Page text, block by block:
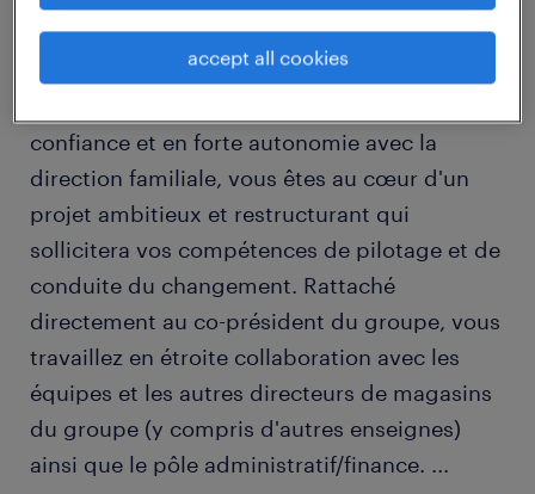
confiance et en forte autonomie avec la
direction familiale, vous êtes au cœur d'un
projet ambitieux et restructurant qui
sollicitera vos compétences de pilotage et de
conduite du changement. Rattaché
directement au co-président du groupe, vous
travaillez en étroite collaboration avec les
équipes et les autres directeurs de magasins
du groupe (y compris d'autres enseignes)
ainsi que le pôle administratif/finance. ...
accept all cookies